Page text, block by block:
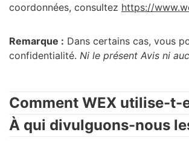
coordonnées, consultez https://
Remarque : Dans certains cas, vous
confidentialité. Ni le présent Avis ni
Comment WEX utilise-t-
À qui divulguons-nous